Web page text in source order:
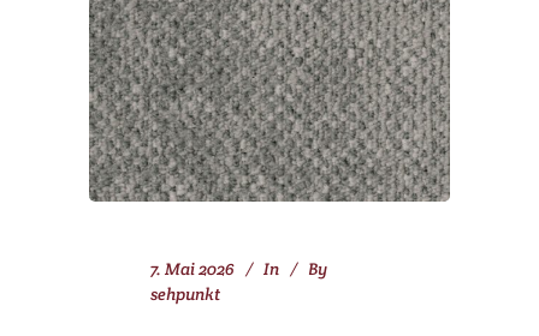
7. Mai 2026 In
By
sehpunkt